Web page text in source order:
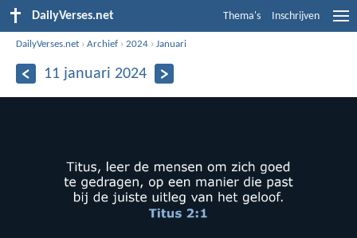
DailyVerses.net Thema's Inschrijven
DailyVerses.net ›Archief ›2024 ›Januari
11 januari 2024